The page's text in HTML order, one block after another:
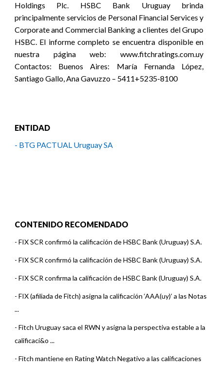
Holdings Plc. HSBC Bank Uruguay brinda
principalmente servicios de Personal Financial Services y
Corporate and Commercial Banking a clientes del Grupo
HSBC. El informe completo se encuentra disponible en
nuestra página web: www.fitchratings.com.uy
Contactos: Buenos Aires: María Fernanda López,
Santiago Gallo, Ana Gavuzzo – 5411+5235-8100
ENTIDAD
- BTG PACTUAL Uruguay SA
CONTENIDO RECOMENDADO
- FIX SCR confirmó la calificación de HSBC Bank (Uruguay) S.A.
- FIX SCR confirmó la calificación de HSBC Bank (Uruguay) S.A.
- FIX SCR confirma la calificación de HSBC Bank (Uruguay) S.A.
- FIX (afiliada de Fitch) asigna la calificación ‘AAA(uy)’ a las Notas
...
- Fitch Uruguay saca el RWN y asigna la perspectiva estable a la
calificaci&o ...
- Fitch mantiene en Rating Watch Negativo a las calificaciones